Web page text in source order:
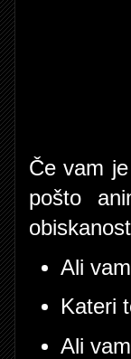
Če vam
pošto
Ali
Kateri
Ali